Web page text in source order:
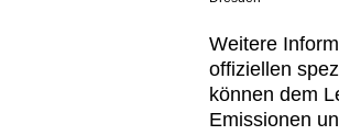
Weitere
offiziellen
können dem
Emissionen